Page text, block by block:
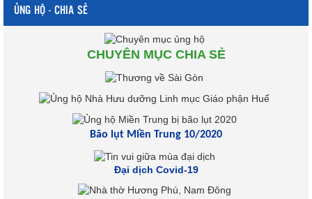
ỦNG HỘ - CHIA SẺ
CHUYÊN MỤC CHIA SẺ
Bão lụt Miền Trung 10/2020
Đại dịch Covid-19